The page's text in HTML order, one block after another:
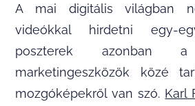
A mai digitális világban
videókkal hirdetni egy-
poszterek azonban a
marketingeszközök közé
mozgóképekről van szó. Karl